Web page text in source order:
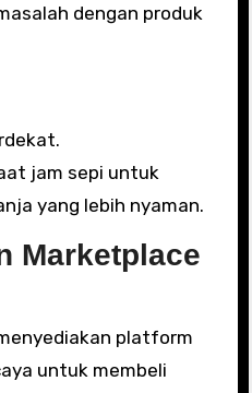
dengan produk
jam sepi untuk
yang lebih nyaman.
Marketplace
platform
untuk membeli